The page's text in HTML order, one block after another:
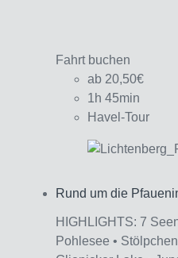
Fahrt buchen
ab 20,50€
1h 45min
Havel-Tour
Interagieren
Rund um die
HIGHLIGHTS: 7
Pohlesee •